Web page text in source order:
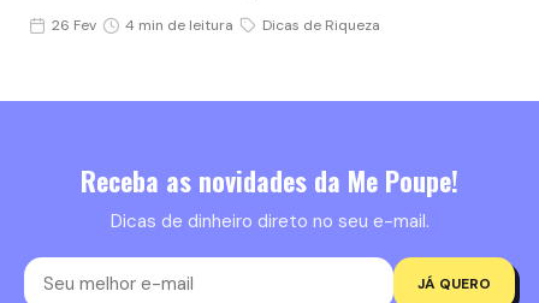
26 Fev 4 min de leitura Dicas de Riqueza
Receba as novidades da Me Poupe!
Dicas de dinheiro direto no seu e-mail.
JÁ QUERO